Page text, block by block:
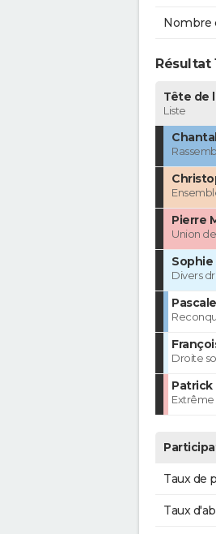
Nombre
Résultat
Tête de
Liste
Pierre
Union
Sophie
Divers
Droite
Patrick
Taux de
Taux